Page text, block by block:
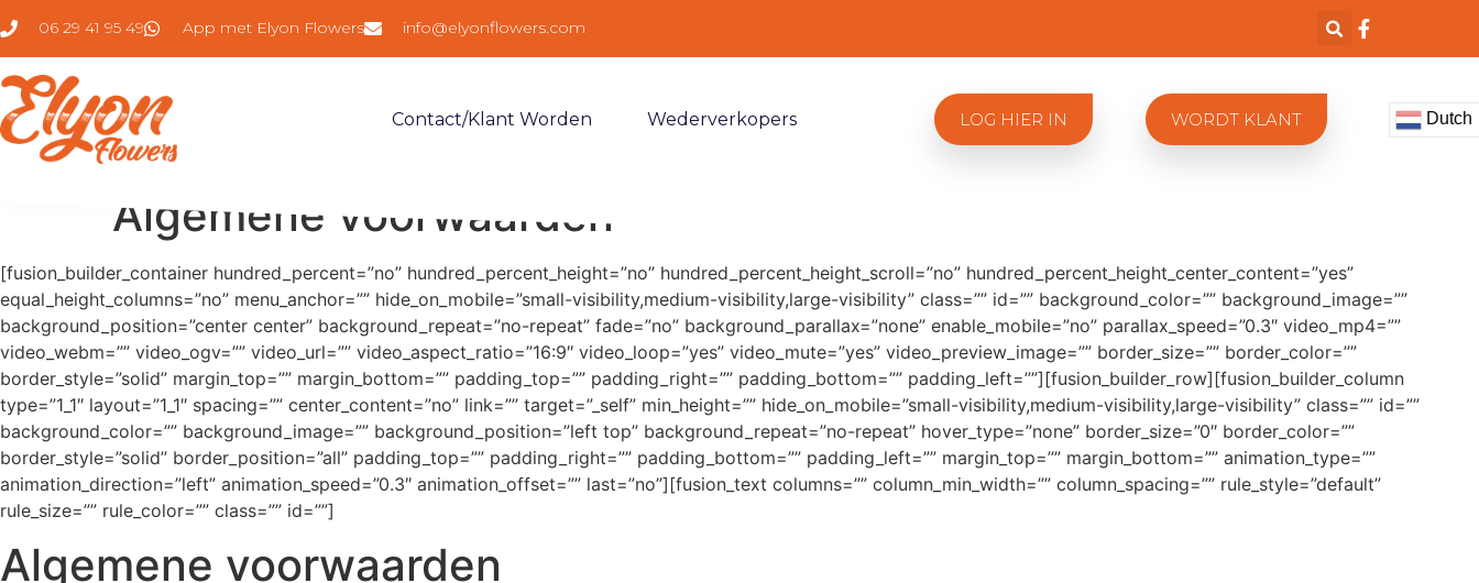
06 29 41 95 49 App met Elyon Flowers info@elyonflowers.com
Contact/klant Worden Wederverkopers LOG HIER IN WORDT KLANT Dutch
Algemene voorwaarden
[fusion_builder_container hundred_percent=”no” hundred_percent_height=”no” hundred_percent_height_scroll=”no” hundred_percent_height_center_content=”yes”
equal_height_columns=”no” menu_anchor=”” hide_on_mobile=”small-visibility,medium-visibility,large-visibility” class=”” id=”” background_color=”” background_image=””
background_position=”center center” background_repeat=”no-repeat” fade=”no” background_parallax=”none” enable_mobile=”no” parallax_speed=”0.3″ video_mp4=””
video_webm=”” video_ogv=”” video_url=”” video_aspect_ratio=”16:9″ video_loop=”yes” video_mute=”yes” video_preview_image=”” border_size=”” border_color=””
border_style=”solid” margin_top=”” margin_bottom=”” padding_top=”” padding_right=”” padding_bottom=”” padding_left=””][fusion_builder_row][fusion_builder_column
type=”1_1″ layout=”1_1″ spacing=”” center_content=”no” link=”” target=”_self” min_height=”” hide_on_mobile=”small-visibility,medium-visibility,large-visibility” class=”” id=””
background_color=”” background_image=”” background_position=”left top” background_repeat=”no-repeat” hover_type=”none” border_size=”0″ border_color=””
border_style=”solid” border_position=”all” padding_top=”” padding_right=”” padding_bottom=”” padding_left=”” margin_top=”” margin_bottom=”” animation_type=””
animation_direction=”left” animation_speed=”0.3″ animation_offset=”” last=”no”][fusion_text columns=”” column_min_width=”” column_spacing=”” rule_style=”default”
rule_size=”” rule_color=”” class=”” id=””]
Algemene voorwaarden